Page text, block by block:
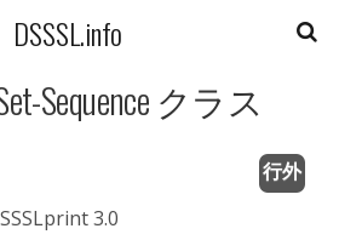
DSSSL.info
Sequence クラス
行外
3.0